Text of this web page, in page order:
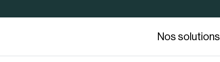
Nos solutions